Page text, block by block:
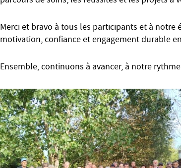
Merci et bravo à tous les participants et à
motivation, confiance et engagement durable
Ensemble, continuons à avancer, à notre